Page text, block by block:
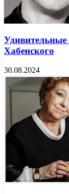
Хабенского
30.08.2024